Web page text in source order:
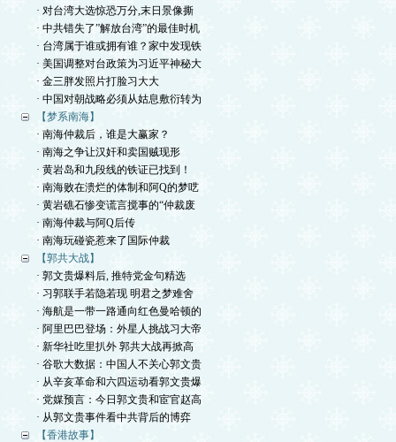
· 对台湾大选惊恐万分,末日景像撕
· 中共错失了”解放台湾”的最佳时机
· 台湾属于谁或拥有谁？家中发现铁
· 美国调整对台政策为习近平神秘大
· 金三胖发照片打脸习大大
· 中国对朝战略必须从姑息敷衍转为
【梦系南海】
· 南海仲裁后，谁是大赢家？
· 南海之争让汉奸和卖国贼现形
· 黄岩岛和九段线的铁证已找到！
· 南海败在溃烂的体制和阿Q的梦呓
· 黄岩礁石惨变谎言搅事的“仲裁废
· 南海仲裁与阿Q后传
· 南海玩碰瓷惹来了国际仲裁
【郭共大战】
· 郭文贵爆料后, 推特党金句精选
· 习郭联手若隐若现 明君之梦难舍
· 海航是一带一路通向红色曼哈顿的
· 阿里巴巴登场：外星人挑战习大帝
· 新华社吃里扒外 郭共大战再掀高
· 谷歌大数据：中国人不关心郭文贵
· 从辛亥革命和六四运动看郭文贵爆
· 党媒预言：今日郭文贵和宦官赵高
· 从郭文贵事件看中共背后的博弈
【香港故事】